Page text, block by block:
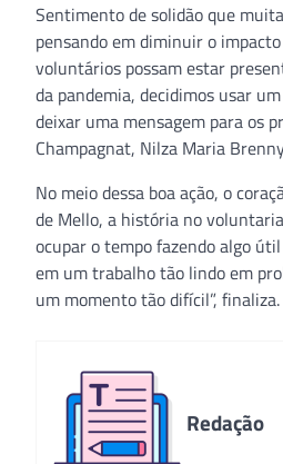
Sentimento de solidão que
pensando em diminuir o
voluntários possam estar
da pandemia, decidimos usar
deixar uma mensagem para os
Champagnat, Nilza Maria
No meio dessa boa ação, o
de Mello, a história no
ocupar o tempo fazendo algo
em um trabalho tão lindo em
um momento tão difícil”, finaliza.
Redação